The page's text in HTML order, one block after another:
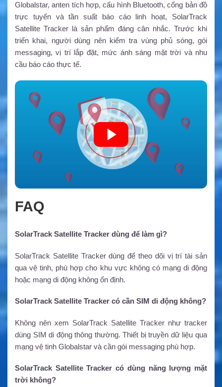
Globalstar, anten tích hợp, cấu hình Bluetooth, cổng bản đồ
trực tuyến và tần suất báo cáo linh hoạt, SolarTrack
Satellite Tracker là sản phẩm đáng cân nhắc. Trước khi
triển khai, người dùng nên kiểm tra vùng phủ sóng, gói
messaging, vị trí lắp đặt, mức ánh sáng mặt trời và nhu
cầu báo cáo thực tế.
FAQ
SolarTrack Satellite Tracker dùng để làm gì?
SolarTrack Satellite Tracker dùng để theo dõi vị trí tài sản
qua vệ tinh, phù hợp cho khu vực không có mạng di động
hoặc mạng di động không ổn định.
SolarTrack Satellite Tracker có cần SIM di động không?
Không nên xem SolarTrack Satellite Tracker như tracker
dùng SIM di động thông thường. Thiết bị truyền dữ liệu qua
mạng vệ tinh Globalstar và cần gói messaging phù hợp.
SolarTrack Satellite Tracker có dùng năng lượng mặt
trời không?